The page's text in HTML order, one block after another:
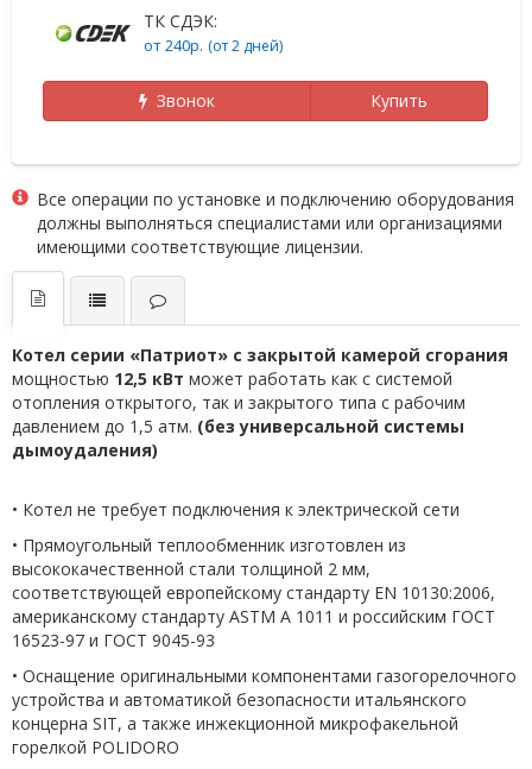
ТК СДЭК:
от 240р. (от 2 дней)
Звонок Купить
Все операции по установке и подключению оборудования
должны выполняться специалистами или организациями
имеющими соответствующие лицензии.
Котел серии «Патриот» с закрытой камерой сгорания
мощностью 12,5 кВт может работать как с системой
отопления открытого, так и закрытого типа с рабочим
давлением до 1,5 атм. (без универсальной системы
дымоудаления)
• Котел не требует подключения к электрической сети
• Прямоугольный теплообменник изготовлен из
высококачественной стали толщиной 2 мм,
соответствующей европейскому стандарту EN 10130:2006,
американскому стандарту ASTM A 1011 и российским ГОСТ
16523-97 и ГОСТ 9045-93
• Оснащение оригинальными компонентами газогорелочного
устройства и автоматикой безопасности итальянского
концерна SIT, а также инжекционной микрофакельной
горелкой POLIDORO